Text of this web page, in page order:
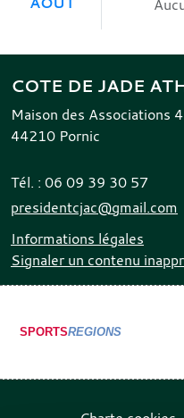
COTE DE JADE
Maison des Associations
44210 Pornic
Tél. : 06 09 39 30 57
presidentcjac@gmail.com
Informations légales
Signaler un contenu
SPORTSREGIONS